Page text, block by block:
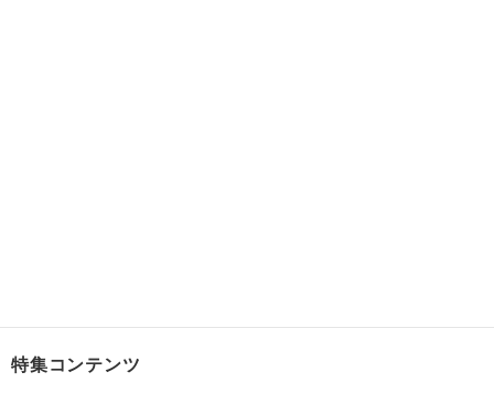
特集コンテンツ